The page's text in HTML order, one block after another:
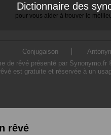
Dictionnaire des
pour vous aider à trouver le
Conjugaison
de rêvé présenté par
est gratuite et réservée à un
rêvé